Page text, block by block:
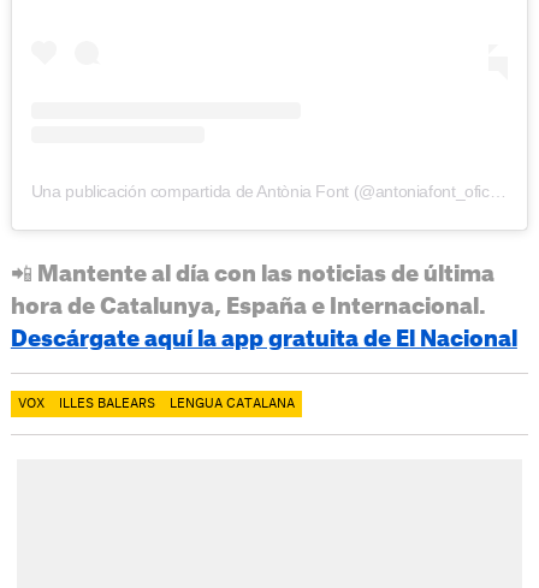
Una publicación compartida de Antònia Font (@antoniafont_oficial)
📲 Mantente al día con las noticias de última
hora de Catalunya, España e Internacional.
Descárgate aquí la app gratuita de El Nacional
VOX ILLES BALEARS LENGUA CATALANA